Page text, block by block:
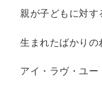
親が子どもに対す
生まれたばかりの
アイ・ラヴ・ユ